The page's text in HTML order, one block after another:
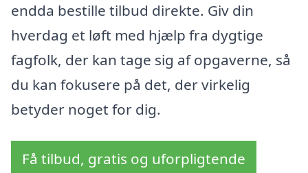
endda bestille tilbud direkte. Giv din
hverdag et løft med hjælp fra dygtige
fagfolk, der kan tage sig af opgaverne, så
du kan fokusere på det, der virkelig
betyder noget for dig.
Få tilbud, gratis og uforpligtende